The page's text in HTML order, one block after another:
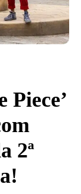
Piece’
2ª